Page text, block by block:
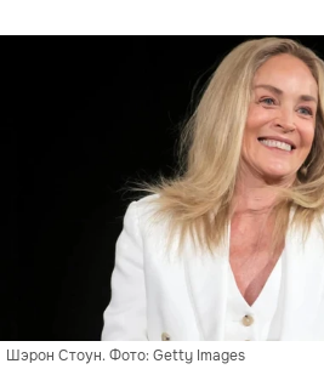
Шэрон Стоун. Фото: Getty Images